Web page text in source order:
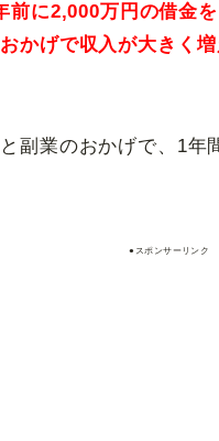
前に2,000万円の借金
かげで収入が大きく
副業のおかげで、1年
●スポンサーリンク